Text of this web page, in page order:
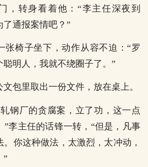
，转身看着他：“李主任深夜到
通报案情吧？”
张椅子坐下，动作从容不迫：“罗
明人，我就不绕圈子了。”
包里取出一份文件，放在桌上。
钢厂的贪腐案，立了功，这一点
”李主任的话锋一转，“但是，凡事
你这种做法，太激烈，太冲动，
”